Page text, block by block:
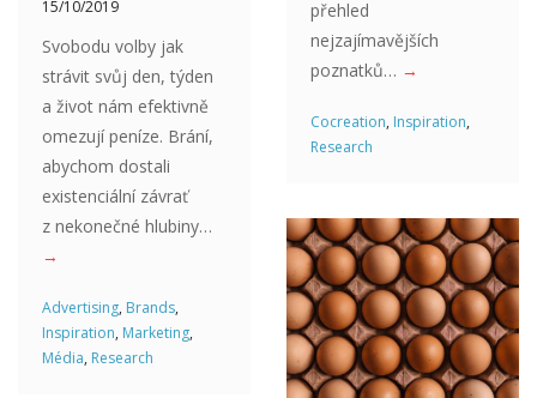
přehled
nejzajímavějších
poznatků… →
Cocreation, Inspiration,
Research
15/10/2019
Svobodu volby jak
strávit svůj den, týden
a život nám efektivně
omezují peníze. Brání,
abychom dostali
existenciální závrať
z nekonečné hlubiny…
→
Advertising, Brands,
Inspiration, Marketing,
Média, Research